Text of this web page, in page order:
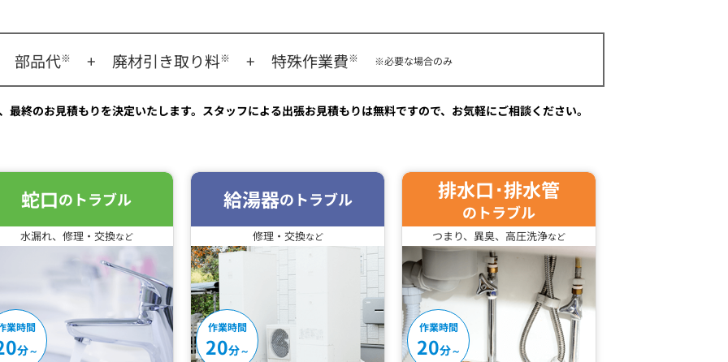
部品代※ + 廃材引き取り料※ + 特殊作業費※ ※必要な場合のみ
終のお見積もりを決定いたします。スタッフによる出張お見積もりは無料ですので、お気軽にご相談ください。
蛇口のトラブル
水漏れ、修理・交換など
業時間
分～
給湯器のトラブル
修理・交換など
作業時間
20分～
排水口･排水管
のトラブル
つまり、異臭、高圧洗浄など
作業時間
20分～